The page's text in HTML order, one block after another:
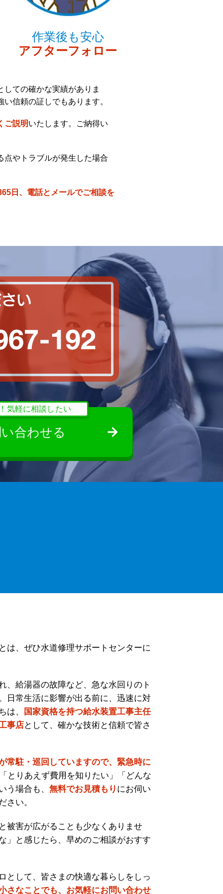
作業後も安心
アフターフォロー
しての確かな実績がありま
信頼の証しでもあります。
ご説明いたします。ご納得い
点やトラブルが発生した場合
日、電話とメールでご相談を
気軽に相談したい
合わせる
は、ぜひ水道修理サポートセンターに
、給湯器の故障など、急な水回りのト
日常生活に影響が出る前に、迅速に対
は、
国家資格を持つ給水装置工事主任
事店として、確かな技術と信頼で皆さ
常駐・巡回していますので、緊急時に
とりあえず費用を知りたい」「どんな
う場合も、 無料でお見積もり にお伺い
さい。
被害が広がることも少なくありませ
」と感じたら、早めのご相談がおすす
として、皆さまの快適な暮らしをしっ
さなことでも、お気軽にお問い合わせ